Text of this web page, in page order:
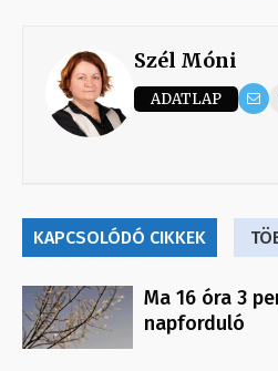
Szél Móni
ADATLAP
KAPCSOLÓDÓ CIKKEK
Ma 16 óra 3
napforduló